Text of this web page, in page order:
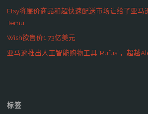
Etsy将廉价商品和超快速配送市场让给了亚马
Temu
Wish欲售价1.73亿美元
亚马逊推出人工智能购物工具“Rufus”，超越
标签